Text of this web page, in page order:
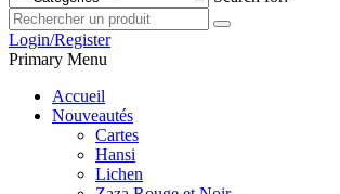
Login/Register
Primary Menu
Accueil
Nouveautés
Cartes
Hansi
Lichen